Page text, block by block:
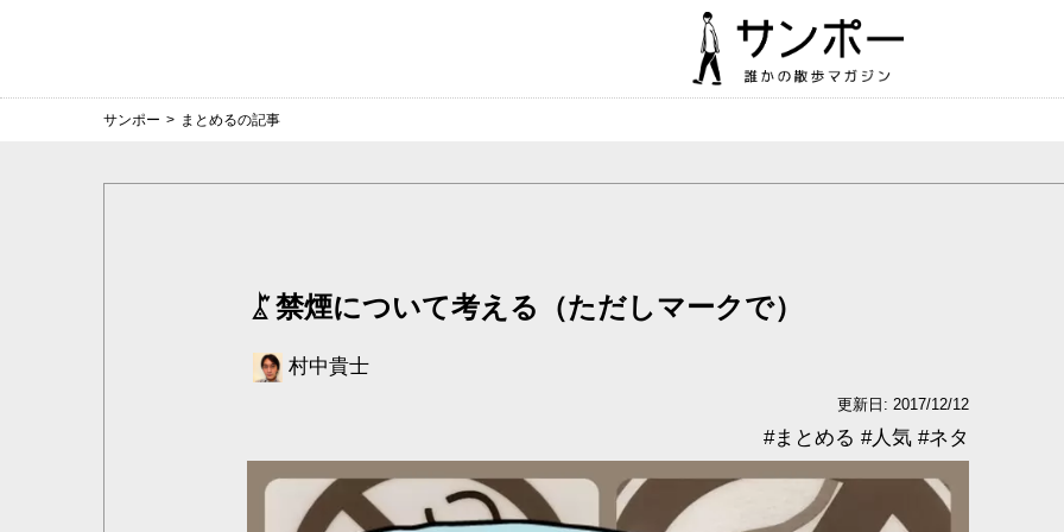
サンポー > まとめるの記事
禁煙について考える（ただしマークで）
村中貴士
更新日: 2017/12/12
#ネタ
#人気
#まとめる